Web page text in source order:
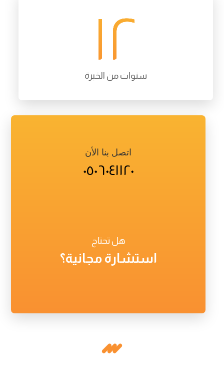
١٢
سنوات من الخبرة
اتصل بنا الأن
٠٥٠٦٠٤١١٢٠
هل تحتاج
استشارة مجانية؟